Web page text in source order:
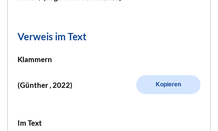
Verweis im Text
Klammern
(Günther , 2022) Kopieren
Im Text